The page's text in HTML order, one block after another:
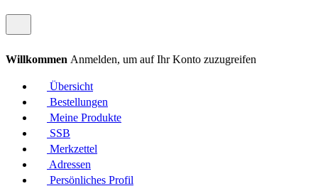
Willkommen Anmelden, um auf Ihr Konto zuzugreifen
Übersicht
Bestellungen
Meine Produkte
SSB
Merkzettel
Adressen
Persönliches Profil